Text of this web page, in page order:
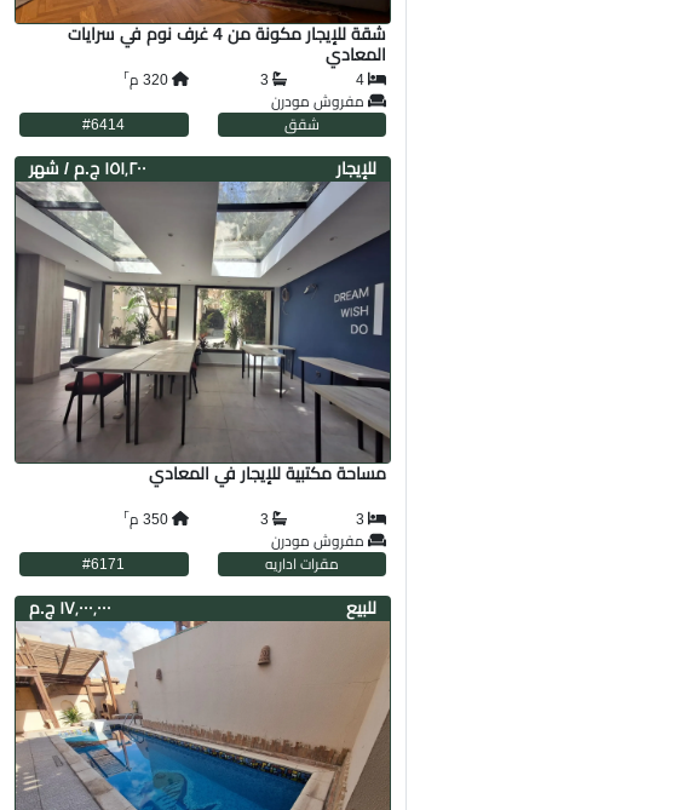
شقة للإيجار مكونة من 4 غرف نوم في سرايات
المعادي
4
3
320 م٢
مفروش مودرن
شقق
#6414
للإيجار ١٥١٬٢٠٠ ج.م / شهر
مساحة مكتبية للإيجار في المعادي
3
3
350 م٢
مفروش مودرن
مقرات اداريه
#6171
للبيع ١٧٬٠٠٠٬٠٠٠ ج.م